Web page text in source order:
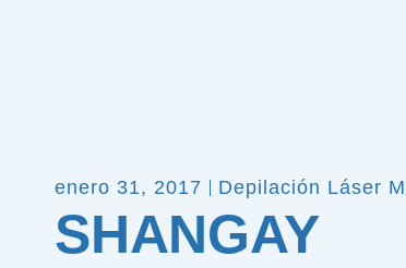
enero 31, 2017 Depilación Láser
SHANGAY